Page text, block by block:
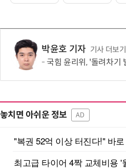
박윤호 기자 기사 더보기
국힘 윤리위, '돌려차기 발언' 서
놓치면 아쉬운 정보 AD